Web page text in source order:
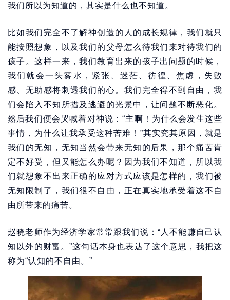
我们所以为知道的，其实是什么也不知道。
比如我们完全不了解神创造的人的成长规律，我们就只
能按照想象，以及我们的父母怎么待我们来对待我们的
孩子。这样一来，我们教育出来的孩子出问题的时候，
我们就会一头雾水，紧张、迷茫、彷徨、焦虑，失败
感、无助感将刺透我们的心。我们完全得不到自由，我
们会陷入不知所措及逃避的光景中，让问题不断恶化。
然后我们便会哭喊着对神说：“主啊！为什么会发生这些
事情，为什么让我承受这种苦难！”其实究其原因，就是
我们的无知，无知当然会带来无知的后果，那个痛苦肯
定不好受，但又能怎么办呢？因为我们不知道，所以我
们就想象不出来正确的应对方式应该是怎样的，我们被
无知限制了，我们很不自由，正在真实地承受着这不自
由所带来的痛苦。
赵晓老师作为经济学家常常跟我们说：“人不能赚自己认
知以外的财富。”这句话本身也表达了这个意思，我把这
称为“认知的不自由。”